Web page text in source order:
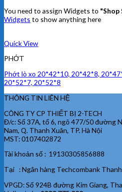
You need to assign Widgets to "Shop
Widgets to show anything here
Quick View
PHỚT
Phớt lò xo 20*42*10, 20*42*8,
20*52*7, 20*52*8
THÔNG TIN LIÊN HỆ
CÔNG TY CP THIẾT BỊ 2-TECH
Đ/c: Số 37A, tổ 6, ngõ 477/50 đường
Nam, Q. Thanh Xuân, TP. Hà Nội
MST: 0107402872
Tài khoản số : 19130305856888
Tại : Ngân hàng Techcombank Thanh
VPGD: Số 924B đường Kim Giang,